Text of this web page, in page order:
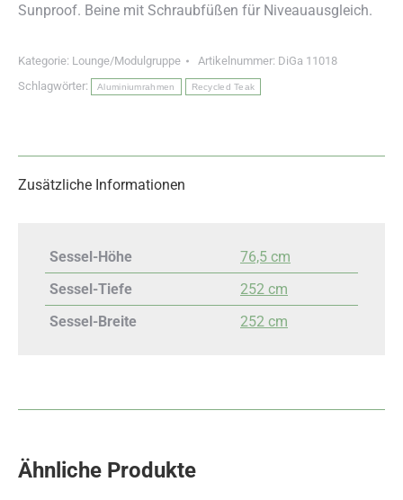
Sunproof. Beine mit Schraubfüßen für Niveauausgleich.
Kategorie: Lounge/Modulgruppe Artikelnummer: DiGa 11018
Schlagwörter:
Aluminiumrahmen Recycled Teak
Zusätzliche Informationen
Sessel-Höhe
76,5 cm
Sessel-Tiefe
252 cm
Sessel-Breite
252 cm
Ähnliche Produkte